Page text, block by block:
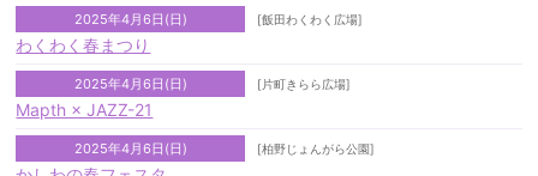
2025年4月6日(日) [飯田わくわく広場]
わくわく春まつり
2025年4月6日(日) [片町きらら広場]
Mapth × JAZZ-21
2025年4月6日(日) [柏野じょんがら公園]